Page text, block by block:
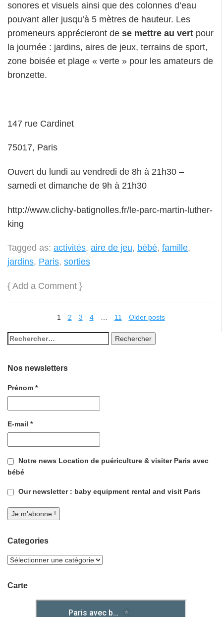
sonores et visuels ainsi que des colonnes d’eau
pouvant aller jusqu’à 5 mètres de hauteur. Les
promeneurs apprécieront de se mettre au vert pour
la journée : jardins, aires de jeux, terrains de sport,
zone boisée et plage « verte » pour les amateurs de
bronzette.
147 rue Cardinet
75017, Paris
Ouvert du lundi au vendredi de 8h à 21h30 –
samedi et dimanche de 9h à 21h30
http://www.clichy-batignolles.fr/le-parc-martin-luther-
king
Tagged as: activités, aire de jeu, bébé, famille,
jardins, Paris, sorties
{ Add a Comment }
1 2 3 4 11 Older posts
Nos newsletters
Prénom *
E-mail *
Notre news Location de puériculture & visiter Paris avec
bébé
Our newsletter : baby equipment rental and visit Paris
Categories
Carte